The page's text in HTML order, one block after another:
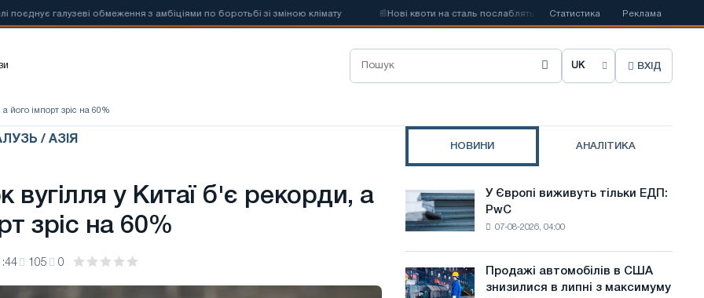
галузеві обмеження з амбіціями по боротьбі зі зміною клімату Нові квоти на сталь послаблять конкуренцію в Сполученому Королівстві
Статистика Реклама
О
р
м
в
ВХІД
його імпорт зріс на 60%
/ АЗІЯ
вугілля у Китаї б'є рекорди, а
зріс на 60%
105 0
НОВИНИ АНАЛІТИКА
Європі
виживуть
PwC
У Європі виживуть тільки ЕДП:
PwC
07-08-2026, 04:00
Продажі
автомобілів
Продажі автомобілів в США
знизилися в липні з максимуму